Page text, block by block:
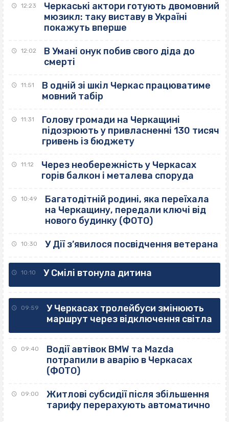
12:23
Черкаські актори готують двомовний
мюзикл: таку виставу в Україні
покажуть вперше
12:02
В Умані онук побив свого діда до
смерті
11:51
В одній зі шкіл Черкас працюватиме
мовний табір
11:31
Голову громади на Черкащині
підозрюють у привласненні 130 тисяч
гривень із бюджету
11:12
Через необережність у Черкасах
горів балкон і металева споруда
10:49
Багатодітній родині, яка переїхала
на Черкащину, передали ключі від
нового будинку (ФОТО)
10:30 У Дії з’явилося посвідчення ветерана
10:10 У Смілі втонула дитина
09:59
У Черкасах тролейбуси змінюють
маршрут через відключення світла
09:40
Водії автівок BMW та Mazda
потрапили в аварію в Черкасах
(ФОТО)
09:00
Житлові субсидії після збільшення
тарифу перерахують автоматично